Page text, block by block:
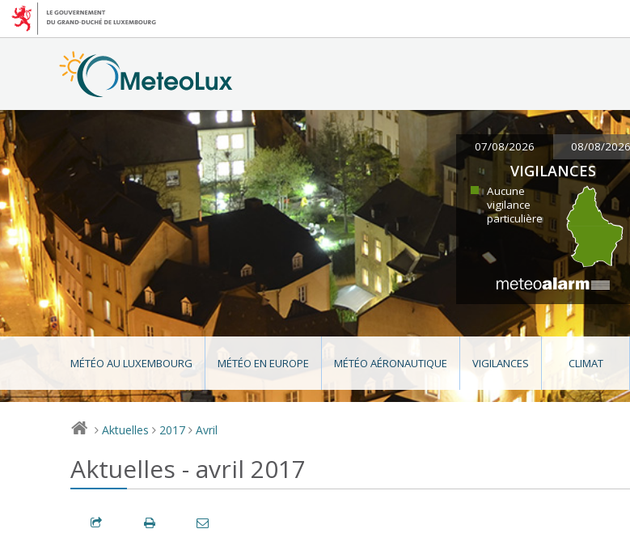
07/08/2026 08/08/
VIGILANCES
Aucune
vigilance
particulière
MÉTÉO AU LUXEMBOURG MÉTÉO EN EUROPE MÉTÉO AÉRONAUTIQUE VIGILANCES CLIMAT
> Aktuelles > 2017 > Avril
Aktuelles - avril 2017